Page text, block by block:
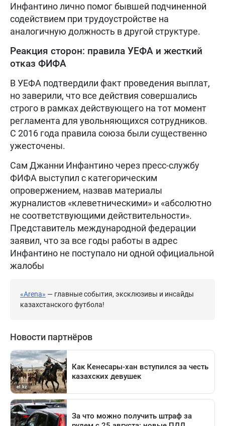
Инфантино лично помог бывшей подчиненной
содействием при трудоустройстве на
аналогичную должность в другой структуре.
Реакция сторон: правила УЕФА и жесткий
отказ ФИФА
В УЕФА подтвердили факт проведения выплат,
но заверили, что все действия совершались
строго в рамках действующего на тот момент
регламента для увольняющихся сотрудников.
С 2016 года правила союза были существенно
ужесточены.
Сам Джанни Инфантино через пресс-службу
ФИФА выступил с категорическим
опровержением, назвав материалы
журналистов «клеветническими» и «абсолютно
не соответствующими действительности».
Представитель международной федерации
заявил, что за все годы работы в адрес
Инфантино не поступало ни одной официальной
жалобы
«Arena» — главные события, эксклюзивы и инсайды
казахстанского футбола!